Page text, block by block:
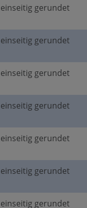
gerundet
gerundet
gerundet
gerundet
gerundet
gerundet
gerundet